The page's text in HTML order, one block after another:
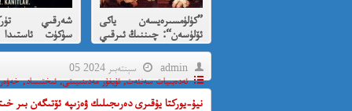
”كۈلۈمسىرەيسەن ياكى
ئۆلۈسەن“: چىننىڭ ئىرقىي
قىرغىنچىلىقنى
كۈلۈمسىرەش ئارقىلىق
پەردىلەش ئويۇنى
شەرقىي
سۈكۈت
بېرىلغان
قىرغىنچىلىق
admin
05 سېنتەبىر 2024
ئەدەبىيات سەنئەت,ئۇيغۇر مەدىنىيىتى,ئىختىساد,خەۋەر
نيۇ-يوركتا يۇقىرى دەرىجىلىك ۋەزىپە ئۆتىگەن بىر